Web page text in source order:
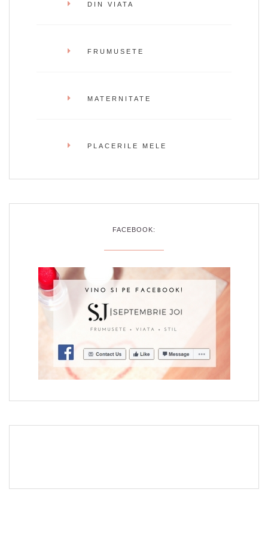
DIN VIATA
FRUMUSETE
MATERNITATE
PLACERILE MELE
FACEBOOK: